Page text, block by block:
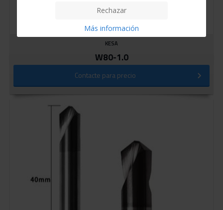
KESA
W80-1.0
Contacte para precio
Rechazar
Más información